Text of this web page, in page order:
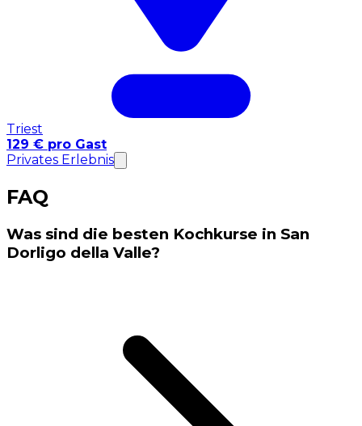
Triest
129 € pro Gast
Privates Erlebnis
FAQ
Was sind die besten Kochkurse in San
Dorligo della Valle?